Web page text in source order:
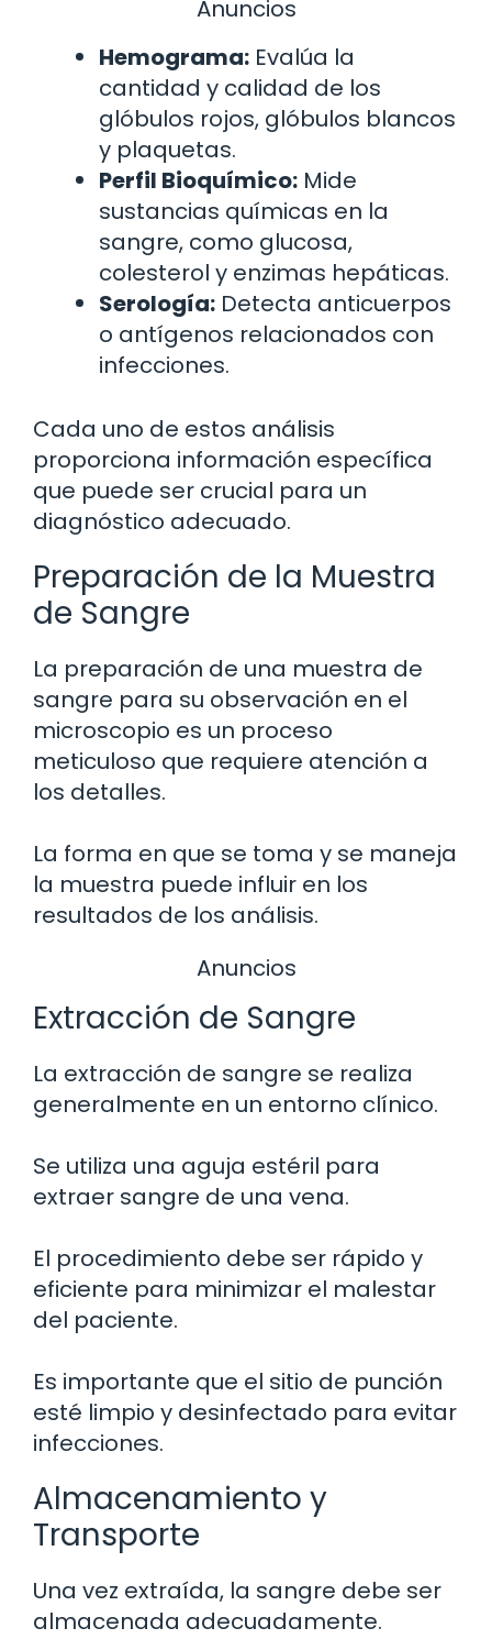
Anuncios
Hemograma: Evalúa la
cantidad y calidad de los
glóbulos rojos, glóbulos blancos
y plaquetas.
Perfil Bioquímico: Mide
sustancias químicas en la
sangre, como glucosa,
colesterol y enzimas hepáticas.
Serología: Detecta anticuerpos
o antígenos relacionados con
infecciones.
Cada uno de estos análisis
proporciona información específica
que puede ser crucial para un
diagnóstico adecuado.
Preparación de la Muestra
de Sangre
La preparación de una muestra de
sangre para su observación en el
microscopio es un proceso
meticuloso que requiere atención a
los detalles.
La forma en que se toma y se maneja
la muestra puede influir en los
resultados de los análisis.
Anuncios
Extracción de Sangre
La extracción de sangre se realiza
generalmente en un entorno clínico.
Se utiliza una aguja estéril para
extraer sangre de una vena.
El procedimiento debe ser rápido y
eficiente para minimizar el malestar
del paciente.
Es importante que el sitio de punción
esté limpio y desinfectado para evitar
infecciones.
Almacenamiento y
Transporte
Una vez extraída, la sangre debe ser
almacenada adecuadamente.